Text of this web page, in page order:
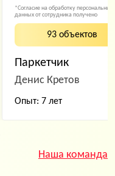
*Согласие на обработку персональных
данных от сотрудника получено
93 объектов
Паркетчик
Денис Кретов
Опыт: 7 лет
Наша команда